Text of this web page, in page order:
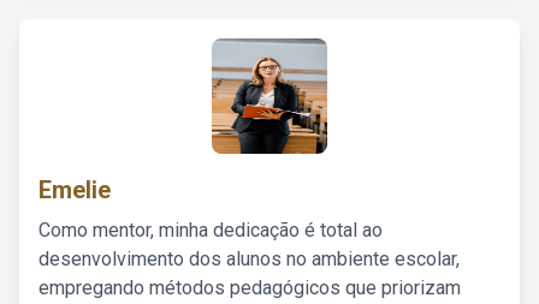
Emelie
Como mentor, minha dedicação é total ao
desenvolvimento dos alunos no ambiente escolar,
empregando métodos pedagógicos que priorizam